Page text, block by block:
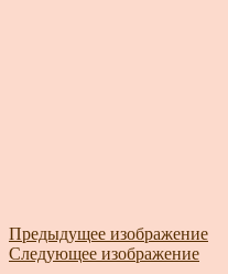
Предыдущее изображение
Следующее изображение